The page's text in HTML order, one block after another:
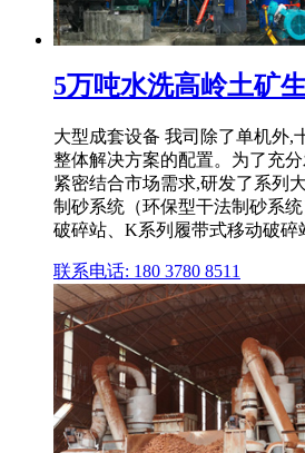
5万吨水洗高岭土矿
大型成套设备 我司除了单机外,
整体解决方案的配置。为了充
紧密结合市场需求,研发了系列
制砂系统（环保型干法制砂系
破碎站、K系列履带式移动破碎
联系电话: 180 3780 8511